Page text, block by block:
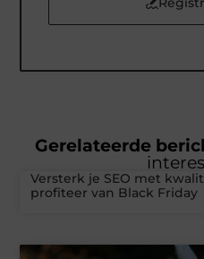
Gerelateerde
Versterk je SEO met
profiteer van Black Friday